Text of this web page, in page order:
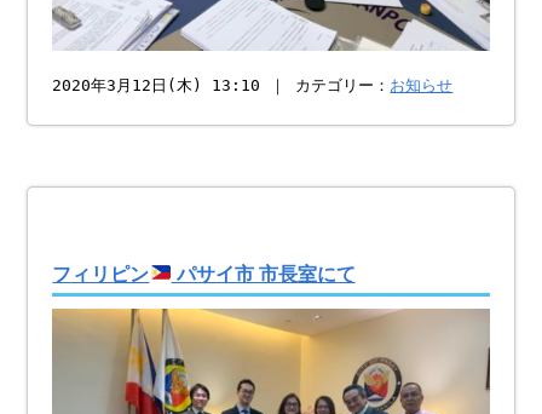
2020年3月12日(木) 13:10 ｜ カテゴリー： お知らせ
フィリピン パサイ市 市長室にて